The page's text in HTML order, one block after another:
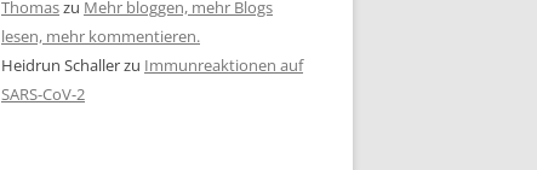
Thomaszu Mehr bloggen, mehr Blogs
lesen, mehr kommentieren.
Heidrun Schallerzu Immunreaktionen auf
SARS-CoV-2